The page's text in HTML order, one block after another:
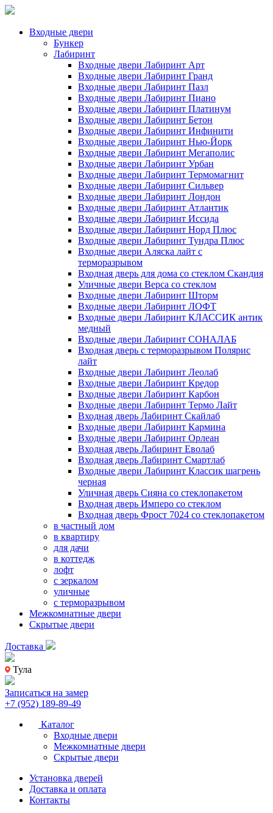
Входные двери
Бункер
Лабиринт
Входные двери Лабиринт Арт
Входные двери Лабиринт Гранд
Входные двери Лабиринт Пазл
Входные двери Лабиринт Пиано
Входные двери Лабиринт Платинум
Входные двери Лабиринт Бетон
Входные двери Лабиринт Инфинити
Входные двери Лабиринт Нью-Йорк
Входные двери Лабиринт Мегаполис
Входные двери Лабиринт Урбан
Входные двери Лабиринт Термомагнит
Входные двери Лабиринт Сильвер
Входные двери Лабиринт Лондон
Входные двери Лабиринт Атлантик
Входные двери Лабиринт Иссида
Входные двери Лабиринт Норд Плюс
Входные двери Лабиринт Тундра Плюс
Входные двери Аляска лайт с
терморазрывом
Входная дверь для дома со стеклом Скандия
Уличные двери Верса со стеклом
Входные двери Лабиринт Шторм
Входные двери Лабиринт ЛОФТ
Входные двери Лабиринт КЛАССИК антик
медный
Входные двери Лабиринт СОНАЛАБ
Входная дверь с терморазрывом Полярис
лайт
Входные двери Лабиринт Леолаб
Входные двери Лабиринт Кредор
Входные двери Лабиринт Карбон
Входные двери Лабиринт Термо Лайт
Входная дверь Лабиринт Скайлаб
Входные двери Лабиринт Кармина
Входные двери Лабиринт Орлеан
Входная дверь Лабиринт Еволаб
Входная дверь Лабиринт Смартлаб
Входные двери Лабиринт Классик шагрень
черная
Уличная дверь Сияна со стеклопакетом
Входная дверь Имперо со стеклом
Входная дверь Фрост 7024 со стеклопакетом
в частный дом
в квартиру
для дачи
в коттедж
лофт
с зеркалом
уличные
с терморазрывом
Межкомнатные двери
Скрытые двери
Доставка
Тула
Записаться на замер
+7 (952) 189-89-49
Каталог
Входные двери
Межкомнатные двери
Скрытые двери
Установка дверей
Доставка и оплата
Контакты